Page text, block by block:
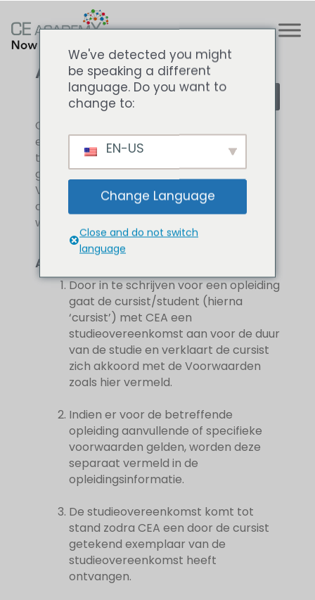
Algemene Voorwaarden
CE Academy (hierna te noemen ‘CEA’) is
een Nederlandse onderneming, gevestigd
te Daltonstraat 25, 3316 GD Dordrecht en
geregistreerd onder KvK nr. 58336613. Deze
Voorwaarden zijn van toepassing op alle
opleidingen en diensten die door CEA
worden aangeboden.
Artikel 1 - Overeenkomst
Door in te schrijven voor een opleiding
gaat de cursist/student (hierna
‘cursist’) met CEA een
studieovereenkomst aan voor de duur
van de studie en verklaart de cursist
zich akkoord met de Voorwaarden
zoals hier vermeld.
Indien er voor de betreffende
opleiding aanvullende of specifieke
voorwaarden gelden, worden deze
separaat vermeld in de
opleidingsinformatie.
De studieovereenkomst komt tot
stand zodra CEA een door de cursist
getekend exemplaar van de
studieovereenkomst heeft
ontvangen.
We've detected you might
be speaking a different
language. Do you want to
change to:
EN-US
Change Language
Close and do not switch
language